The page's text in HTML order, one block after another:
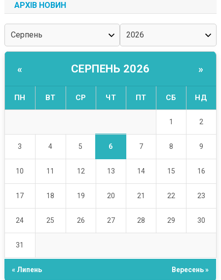
АРХІВ НОВИН
« СЕРПЕНЬ 2026 »
ПН ВТ СР ЧТ ПТ СБ НД
1 2
3 4 5 6 7 8 9
10 11 12 13 14 15 16
17 18 19 20 21 22 23
24 25 26 27 28 29 30
31
« Липень Вересень »